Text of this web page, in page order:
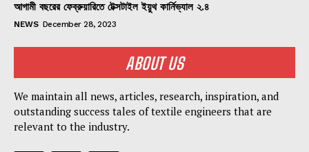
আগামী বছরের ফেব্রুয়ারিতে টেক্সটাইল ইয়ুথ কার্নিভ্যাল ২.৪
NEWS December 28, 2023
ABOUT US
We maintain all news, articles, research, inspiration, and
outstanding success tales of textile engineers that are
relevant to the industry.